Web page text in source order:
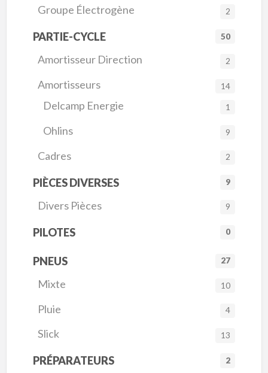
Groupe Électrogène 2
PARTIE-CYCLE 50
Amortisseur Direction 2
Amortisseurs 14
Delcamp Energie 1
Ohlins 9
Cadres 2
PIÈCES DIVERSES 9
Divers Pièces 9
PILOTES 0
PNEUS 27
Mixte 10
Pluie 4
Slick 13
PRÉPARATEURS 2